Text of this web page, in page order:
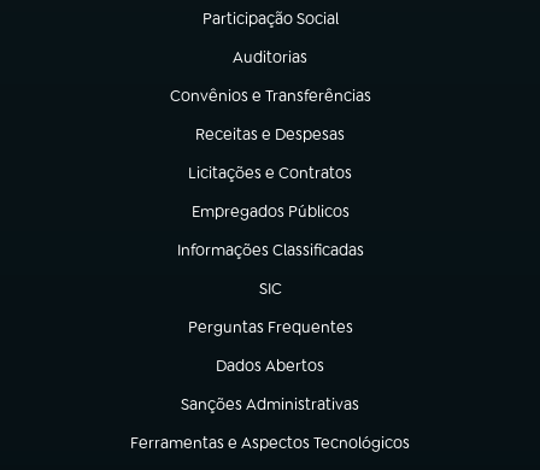
Participação Social
(abre em nova aba)
Auditorias
(abre em nova aba)
Convênios e Transferências
(abre em nova aba)
Receitas e Despesas
(abre em nova aba)
Licitações e Contratos
(abre em nova aba)
Empregados Públicos
(abre em nova aba)
Informações Classificadas
(abre em nova aba)
SIC
(abre em nova aba)
Perguntas Frequentes
(abre em nova aba)
Dados Abertos
(abre em nova aba)
Sanções Administrativas
(abre em nova aba)
Ferramentas e Aspectos Tecnológicos
(abre em nova aba)